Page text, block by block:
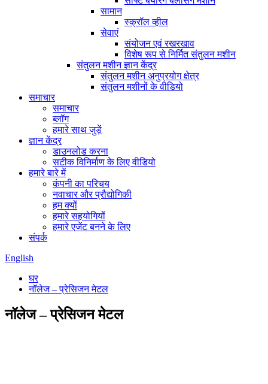
सामान
स्क्रॉल व्हील
सेवाएं
संयोजन एवं रखरखाव
विशेष रूप से निर्मित संतुलन मशीन
संतुलन मशीन ज्ञान केंद्र
संतुलन मशीन अनुप्रयोग क्षेत्र
संतुलन मशीनों के वीडियो
समाचार
समाचार
ब्लॉग
हमारे साथ जुड़ें
ज्ञान केंद्र
डाउनलोड करना
सटीक विनिर्माण के लिए वीडियो
हमारे बारे में
कंपनी का परिचय
नवाचार और प्रौद्योगिकी
हम क्यों
हमारे सहयोगियों
हमारे एजेंट बनने के लिए
संपर्क
English
घर
नॉलेज – प्रेसिजन मेटल
नॉलेज – प्रेसिजन मेटल